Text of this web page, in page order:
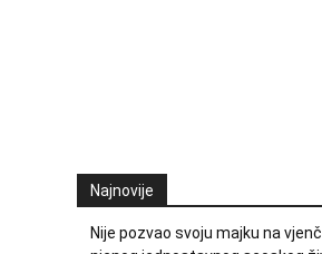
Najnovije
Nije pozvao svoju majku na